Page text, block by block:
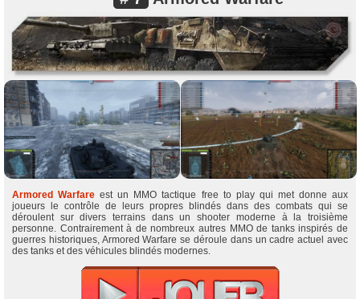
Armored Warfare est un MMO tactique free to play qui met donne aux
joueurs le contrôle de leurs propres blindés dans des combats qui se
déroulent sur divers terrains dans un shooter moderne à la troisième
personne. Contrairement à de nombreux autres MMO de tanks inspirés de
guerres historiques, Armored Warfare se déroule dans un cadre actuel avec
des tanks et des véhicules blindés modernes.